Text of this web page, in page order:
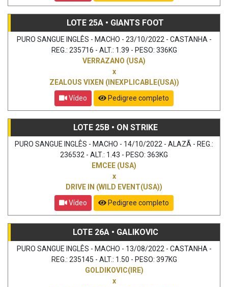
LOTE 25A • GIANTS FOOT
PURO SANGUE INGLÊS - MACHO - 23/10/2022 - CASTANHA -
REG.: 235716 - ALT.: 1.39 - PESO: 336KG
VERRAZANO (USA)
x
ZEALOUS VIXEN (INEXPLICABLE(USA))
Vídeo
Pedigree completo
LOTE 25B • ON STRIKE
PURO SANGUE INGLÊS - MACHO - 14/10/2022 - ALAZÃ - REG.:
236532 - ALT.: 1.43 - PESO: 363KG
EMCEE (USA)
x
DRIVE IN (WILD EVENT(USA))
Vídeo
Pedigree completo
LOTE 26A • GALIKOVIC
PURO SANGUE INGLÊS - MACHO - 13/08/2022 - CASTANHA -
REG.: 235145 - ALT.: 1.50 - PESO: 397KG
GOLDIKOVIC(IRE)
x